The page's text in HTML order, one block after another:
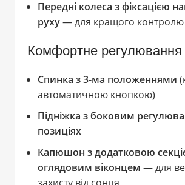
Передні колеса з фіксацією
руху— для кращого контролю
Комфортне регулювання
Спинка з 3-ма положеннями
автоматичною кнопкою)
Підніжка з боковим
позиціях
Капюшон з додатковою
оглядовим віконцем — для